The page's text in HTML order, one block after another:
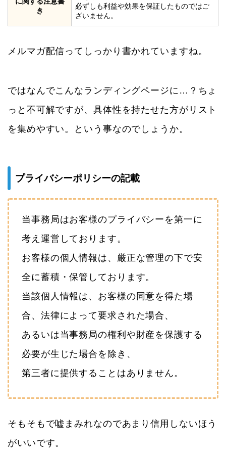
き
必ずしも利益や効果を保証したものではご
ざいません。
メルマガ配信ってしっかり書かれていますね。
ではなんでこんなランディングページに…？ちょ
っと不可解ですが、具体性を持たせた方がリスト
を集めやすい。という事なのでしょうか。
プライバシーポリシーの記載
当事務局はお客様のプライバシーを第一に
考え運営しております。
お客様の個人情報は、厳正な管理の下で安
全に蓄積・保管しております。
当該個人情報は、お客様の同意を得た場
合、法律によって要求された場合、
あるいは当事務局の権利や財産を保護する
必要が生じた場合を除き、
第三者に提供することはありません。
そもそもで嘘まみれなのであまり信用しないほう
がいいです。